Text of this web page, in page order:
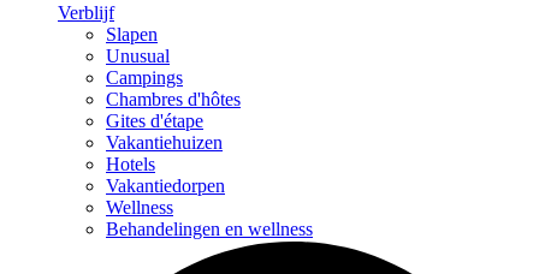
Verblijf
Slapen
Unusual
Campings
Chambres d'hôtes
Gites d'étape
Vakantiehuizen
Hotels
Vakantiedorpen
Wellness
Behandelingen en wellness